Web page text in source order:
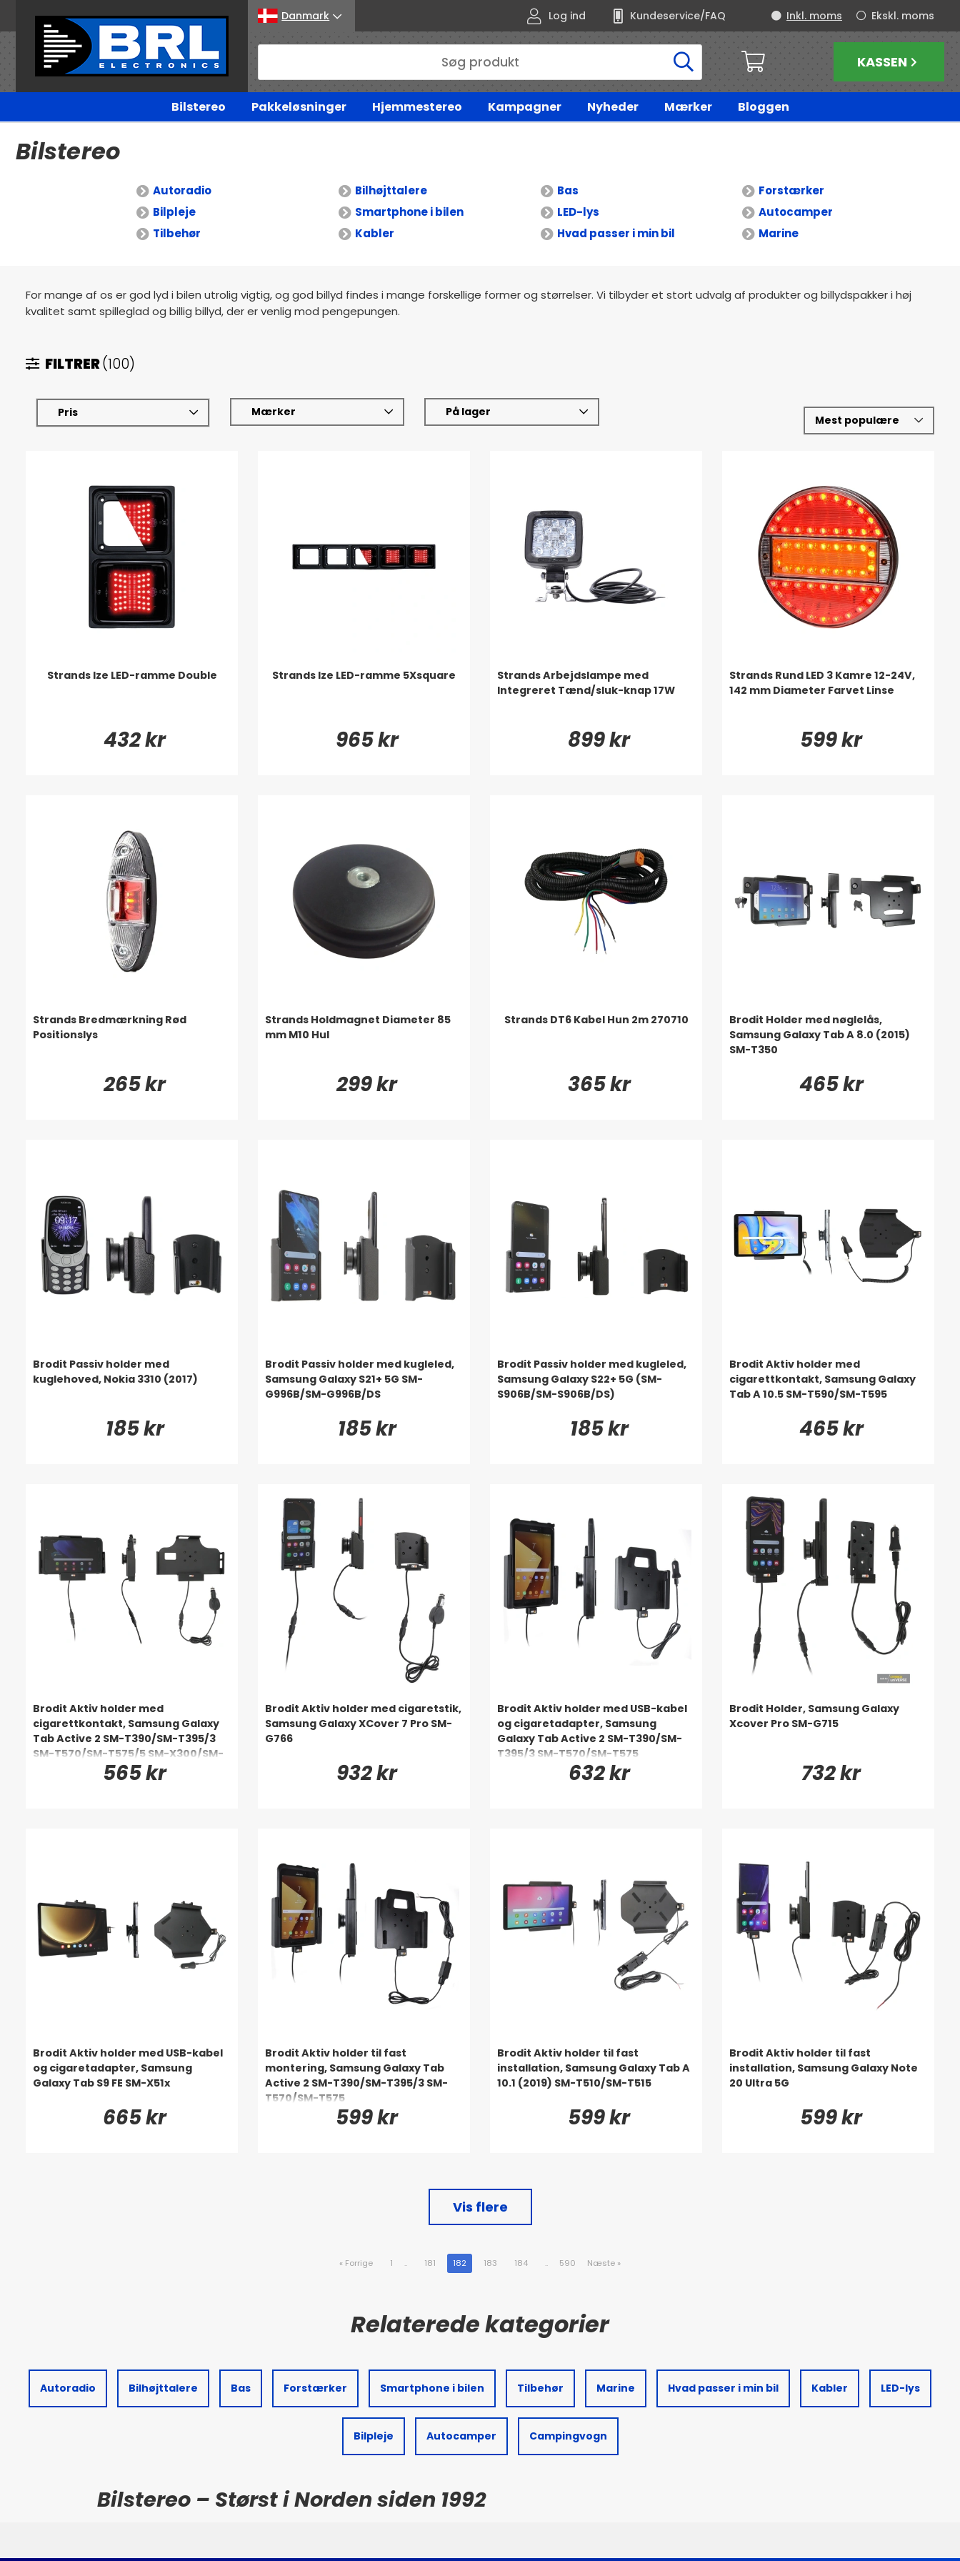
Danmark Log ind Kundeservice/FAQ Ekskl. moms
Inkl. moms
KASSEN
Bilstereo Pakkeløsninger Hjemmestereo Kampagner Nyheder Mærker Bloggen
Bilstereo
Autoradio Bilhøjttalere Bas
Forstærker
Bilpleje
Smartphone i bilen LED-lys
Autocamper
Tilbehør
Kabler Hvad passer i min bil Marine
For mange af os er god lyd i bilen utrolig vigtig, og god billyd findes i mange forskellige former og størrelser. Vi tilbyder et stort udvalg af produkter og billydspakker i høj
kvalitet samt spilleglad og billig billyd, der er venlig mod pengepungen.
FILTRER(100)
Pris Mærker På lager
Strands Ize LED-ramme Double
432 kr
Strands Ize LED-ramme 5Xsquare
965 kr
Strands Arbejdslampe med
Integreret Tænd/sluk-knap 17W
899 kr
Strands Rund LED 3 Kamre 12-24V,
142 mm Diameter Farvet Linse
599 kr
Strands Bredmærkning Rød
Positionslys
265 kr
Strands Holdmagnet Diameter 85
mm M10 Hul
299 kr
Strands DT6 Kabel Hun 2m 270710
365 kr
Brodit Holder med nøglelås,
Samsung Galaxy Tab A 8.0 (2015)
SM-T350
465 kr
Brodit Passiv holder med
kuglehoved, Nokia 3310 (2017)
185 kr
Brodit Passiv holder med kugleled,
Samsung Galaxy S21+ 5G SM-
G996B/SM-G996B/DS
185 kr
Brodit Passiv holder med kugleled,
Samsung Galaxy S22+ 5G (SM-
S906B/SM-S906B/DS)
185 kr
Brodit Aktiv holder med
cigarettkontakt, Samsung Galaxy
Tab A 10.5 SM-T590/SM-T595
465 kr
Brodit Aktiv holder med
cigarettkontakt, Samsung Galaxy
Tab Active 2 SM-T390/SM-T395/3
SM-T570/SM-T575/5 SM-X300/SM-
565 kr
Brodit Aktiv holder med cigaretstik,
Samsung Galaxy XCover 7 Pro SM-
G766
932 kr
Brodit Aktiv holder med USB-kabel
og cigaretadapter, Samsung
Galaxy Tab Active 2 SM-T390/SM-
T395/3 SM-T570/SM-T575
632 kr
Brodit Holder, Samsung Galaxy
Xcover Pro SM-G715
732 kr
Brodit Aktiv holder med USB-kabel
og cigaretadapter, Samsung
Galaxy Tab S9 FE SM-X51x
665 kr
Brodit Aktiv holder til fast
montering, Samsung Galaxy Tab
Active 2 SM-T390/SM-T395/3 SM-
T570/SM-T575
599 kr
Brodit Aktiv holder til fast
installation, Samsung Galaxy Tab A
10.1 (2019) SM-T510/SM-T515
599 kr
Brodit Aktiv holder til fast
installation, Samsung Galaxy Note
20 Ultra 5G
599 kr
Vis flere
« Forrige 1 .. 181 182 183 184 .. 590 Næste »
Autoradio Bilhøjttalere Bas Forstærker Smartphone i bilen Tilbehør Marine Hvad passer i min bil Kabler LED-lys
Bilpleje Autocamper Campingvogn
Bilstereo – Størst i Norden siden 1992